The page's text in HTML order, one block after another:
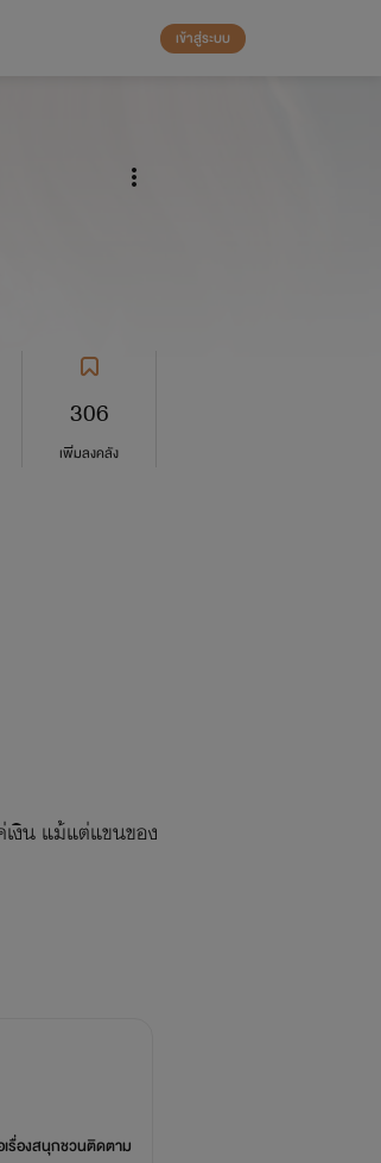
เข้าสู่ระบบ
306
เพิ่มลงคลัง
เงิน แม้แต่แขนของ
เรื่องสนุกชวนติดตาม